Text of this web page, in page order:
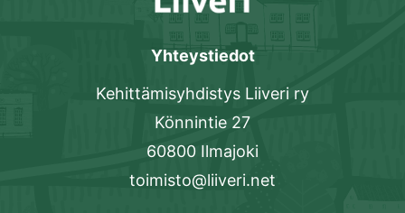
Yhteystiedot
Kehittämisyhdistys Liiveri ry
Könnintie 27
60800 Ilmajoki
toimisto@liiveri.net